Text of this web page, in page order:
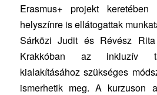
Erasmus+ projekt
helyszínre is ellátogattak
Sárközi Judit és Révész Rita
Krakkóban az inkluzív
kialakításához szükséges
ismerhetik meg. A kurzuson